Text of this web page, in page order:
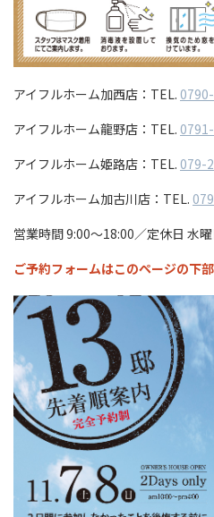
アイフルホーム加西店：TEL.
アイフルホーム龍野店：TEL.
アイフルホーム姫路店：TEL. 079-
アイフルホーム加古川店：TEL.
営業時間 9:00～18:00／定休日 水
ご予約フォームはこのページの下